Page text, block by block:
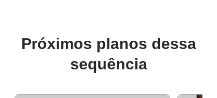
Próximos planos dessa
sequência